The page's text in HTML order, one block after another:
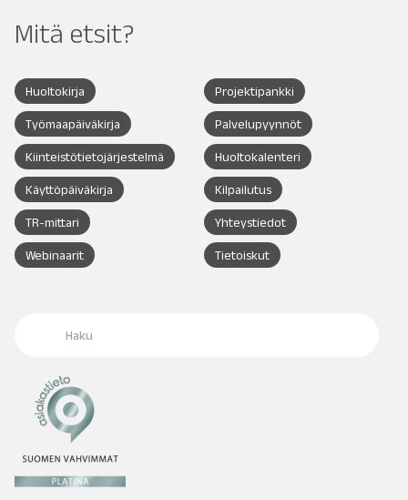
Mitä etsit?
Huoltokirja Projektipankki
Työmaapäiväkirja Palvelupyynnöt
Kiinteistötietojärjestelmä Huoltokalenteri
Käyttöpäiväkirja Kilpailutus
TR-mittari Yhteystiedot
Webinaarit Tietoiskut